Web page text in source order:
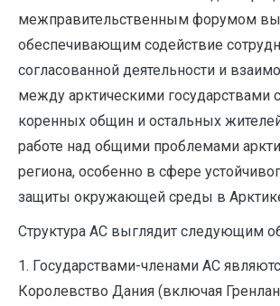
межправительственным форумом
обеспечивающим содействие
согласованной деятельности и
между арктическими государствами
коренных общин и остальных
работе над общими проблемами
региона, особенно в сфере
защиты окружающей среды в
Структура АС выглядит следующим
1. Государствами-членами АС
Королевство Дания (включая